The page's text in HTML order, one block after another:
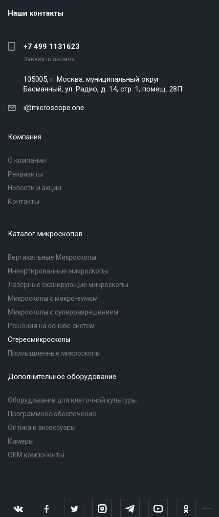
Наши контакты
+7 499 1131623
Заказать звонок
105005, г. Москва, муниципальный округ
Басманный, ул. Радио, д. 14, стр. 1, помещ. 28П
i@microscope.one
Компания
О компании
Реквизиты
Новости и акции
Контакты
Каталог микроскопов
Вертикальные Микроскопы
Инвертированные микроскопы
Лазерные сканирующие микроскопы
Микроскопы с макро-зумом
Микроскопы с суперразрешением
Решения на основе систем
Стереомикроскопы
Промышленные микроскопы
Дополнительное оборудование
Оборудование для клеточной культуры
Программное обеспечение
Оптика и аксессуары
Камеры
OEM компоненты